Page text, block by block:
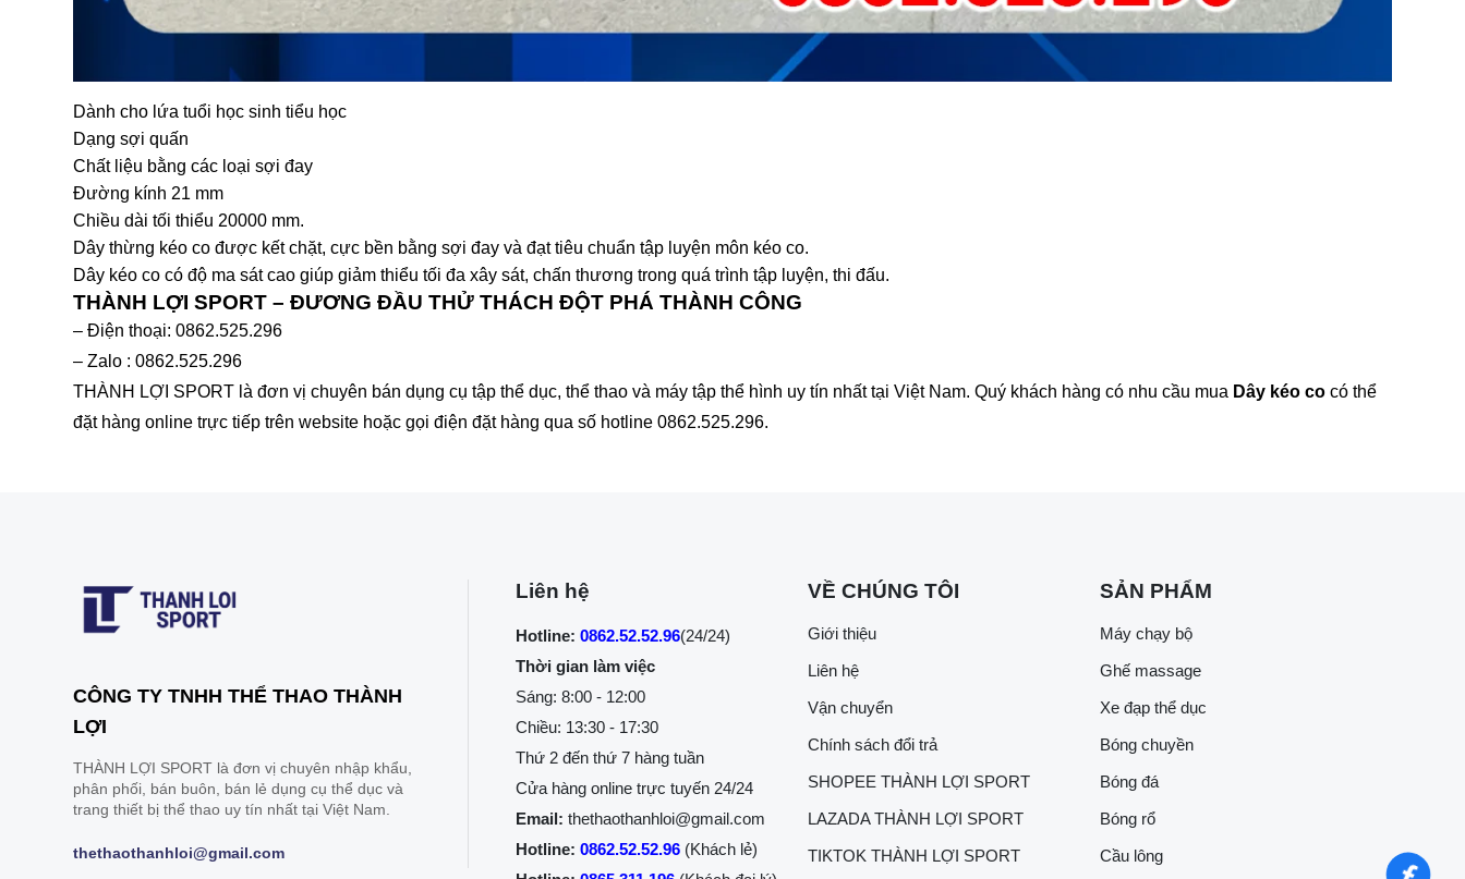
Dành cho lứa tuổi học sinh tiểu học
Dạng sợi quấn
Chất liệu bằng các loại sợi đay
Đường kính 21 mm
Chiều dài tối thiểu 20000 mm.
Dây thừng kéo co được kết chặt, cực bền bằng sợi đay và đạt tiêu chuẩn tập luyện môn kéo co.
Dây kéo co có độ ma sát cao giúp giảm thiểu tối đa xây sát, chấn thương trong quá trình tập luyện, thi đấu.
THÀNH LỢI SPORT – ĐƯƠNG ĐẦU THỬ THÁCH ĐỘT PHÁ THÀNH CÔNG
– Điện thoại: 0862.525.296
– Zalo : 0862.525.296
THÀNH LỢI SPORT là đơn vị chuyên bán dụng cụ tập thể dục, thể thao và máy tập thể hình uy tín nhất tại Việt Nam. Quý khách hàng có nhu cầu mua Dây kéo co có thể
đặt hàng online trực tiếp trên website hoặc gọi điện đặt hàng qua số hotline 0862.525.296.
CÔNG TY TNHH THỂ THAO THÀNH
LỢI
THÀNH LỢI SPORT là đơn vị chuyên nhập khẩu,
phân phối, bán buôn, bán lẻ dụng cụ thể dục và
trang thiết bị thể thao uy tín nhất tại Việt Nam.
thethaothanhloi@gmail.com
Liên hệ
Hotline: 0862.52.52.96(24/24)
Thời gian làm việc
Sáng: 8:00 - 12:00
Chiều: 13:30 - 17:30
Thứ 2 đến thứ 7 hàng tuần
Cửa hàng online trực tuyến 24/24
Email: thethaothanhloi@gmail.com
Hotline: 0862.52.52.96 (Khách lẻ)
VỀ CHÚNG TÔI
Giới thiệu
Liên hệ
Vận chuyển
Chính sách đổi trả
SHOPEE THÀNH LỢI SPORT
LAZADA THÀNH LỢI SPORT
TIKTOK THÀNH LỢI SPORT
SẢN PHẨM
Máy chạy bộ
Ghế massage
Xe đạp thể dục
Bóng chuyền
Bóng đá
Bóng rổ
Cầu lông